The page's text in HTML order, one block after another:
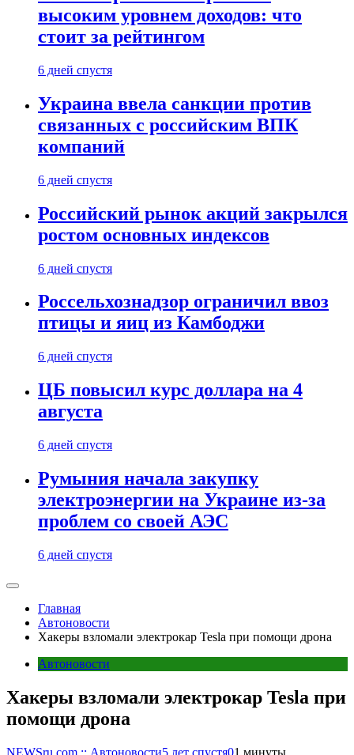
высоким уровнем доходов: что
стоит за рейтингом
6 дней спустя
Украина ввела санкции против
связанных с российским ВПК
компаний
6 дней спустя
Российский рынок акций закрылся
ростом основных индексов
6 дней спустя
Россельхознадзор ограничил ввоз
птицы и яиц из Камбоджи
6 дней спустя
ЦБ повысил курс доллара на 4
августа
6 дней спустя
Румыния начала закупку
электроэнергии на Украине из-за
проблем со своей АЭС
6 дней спустя
Главная
Автоновости
Хакеры взломали электрокар Tesla при помощи дрона
Автоновости
Хакеры взломали электрокар Tesla при
помощи дрона
NEWSru.com :: Автоновости5 лет спустя01 минуты